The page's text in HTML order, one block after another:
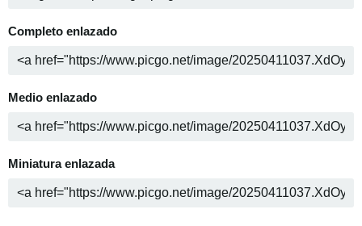
Completo enlazado
Medio enlazado
Miniatura enlazada